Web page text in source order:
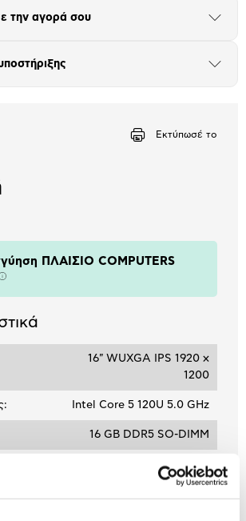
την αγορά σου
Άνοιξε
Άνοιξε
Εκτύπωσέ το
ΠΛΑΙΣΙΟ COMPUTERS
16" WUXGA IPS 1920 x
1200
Intel Core 5 120U 5.0 GHz
16 GB DDR5 SO-DIMM
512 GB